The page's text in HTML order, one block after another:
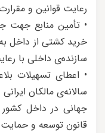
رعایت قوانین و
• تأمین منابع جهت
خرید کشتی از داخل
سازنده‌ی داخلی با
• اعطای تسهیلات
سالانه‌ی مالکان
قانون توسعه و حمایت